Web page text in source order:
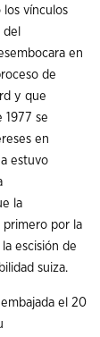
los vínculos
en
de
y que
1977 se
en
estuvo
la
primero por la
escisión de
suiza.
el 20